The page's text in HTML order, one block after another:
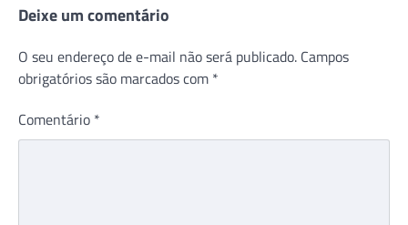
Deixe um comentário
O seu endereço de e-mail não será publicado. Campos
obrigatórios são marcados com *
Comentário *